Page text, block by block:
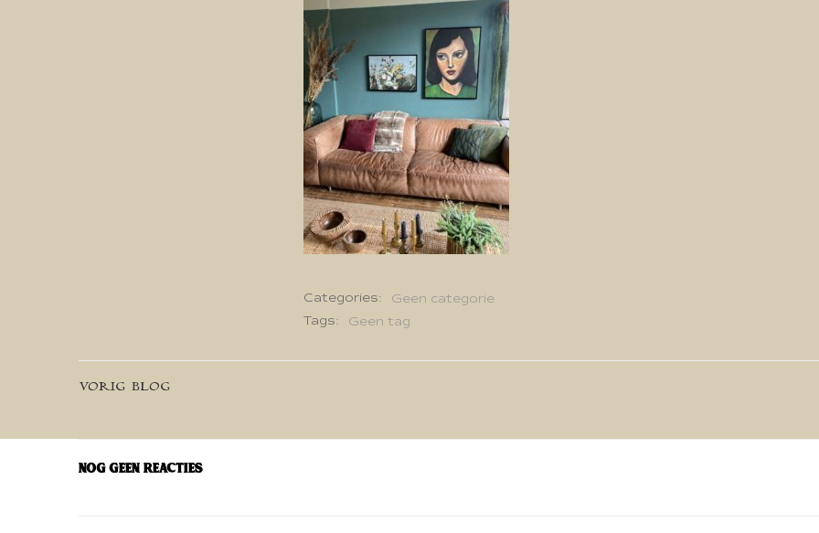
Categories:
Geen categorie
Tags:
Geen tag
Bericht
navigatie
VORIG BLOG
Nog geen reacties